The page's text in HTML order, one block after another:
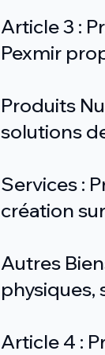
Article 3 :
Pexmir
Produits
solutions
Services :
création
Autres
physiques,
Article 4 :